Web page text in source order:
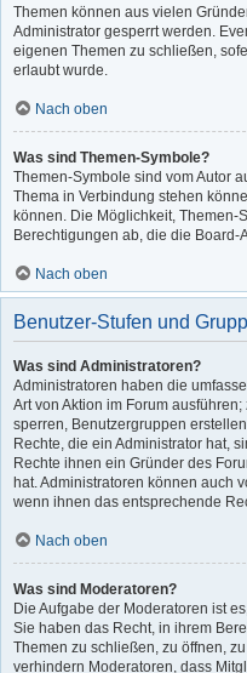
Themen können aus vielen
Administrator gesperrt werden.
eigenen Themen zu schließen,
erlaubt wurde.
Nach oben
Was sind Themen-Symbole?
Themen-Symbole sind vom Autor
Thema in Verbindung stehen
können. Die Möglichkeit,
Berechtigungen ab, die die Board-
Nach oben
Benutzer-Stufen und
Was sind Administratoren?
Administratoren haben die
Art von Aktion im Forum
sperren, Benutzergruppen
Rechte, die ein Administrator hat,
Rechte ihnen ein Gründer des
hat. Administratoren können auch
wenn ihnen das entsprechende
Nach oben
Was sind Moderatoren?
Die Aufgabe der Moderatoren ist
Sie haben das Recht, in ihrem
Themen zu schließen, zu öffnen,
verhindern Moderatoren, dass